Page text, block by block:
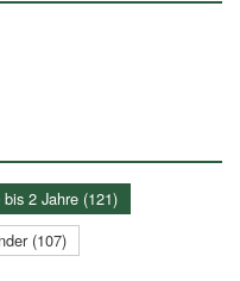
2 Jahre (121)
(107)